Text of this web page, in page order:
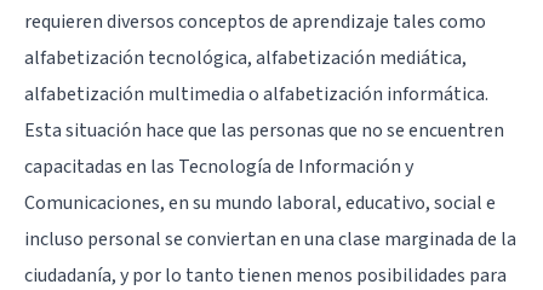
requieren diversos conceptos de aprendizaje tales como
alfabetización tecnológica, alfabetización mediática,
alfabetización multimedia o alfabetización informática.
Esta situación hace que las personas que no se encuentren
capacitadas en las Tecnología de Información y
Comunicaciones, en su mundo laboral, educativo, social e
incluso personal se conviertan en una clase marginada de la
ciudadanía, y por lo tanto tienen menos posibilidades para